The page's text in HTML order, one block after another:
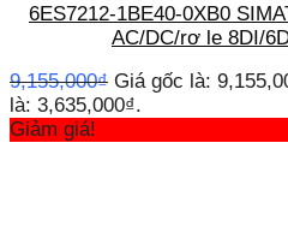
6ES7212-1BE40-0XB0
AC/DC/rơ le 8DI/
9,155,000₫ Giá gốc là:
là: 3,635,000₫.
Giảm giá!